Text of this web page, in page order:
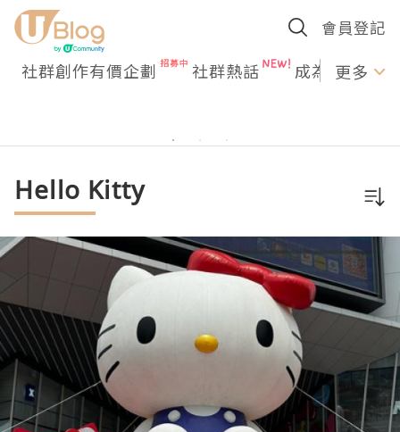
會員登記
社群創作有價企劃 社群熱話 成為U更多
Hello Kitty